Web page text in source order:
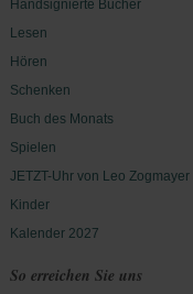
Handsignierte Bücher
Lesen
Hören
Schenken
Buch des Monats
Spielen
JETZT-Uhr von Leo Zogmayer
Kinder
Kalender 2027
So erreichen Sie uns